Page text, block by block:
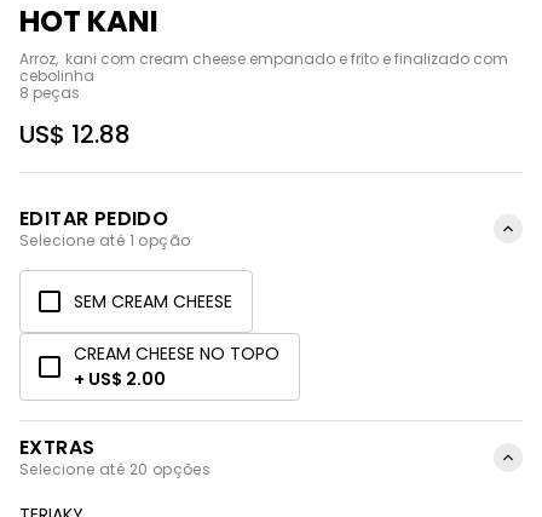
HOT KANI
Arroz,  kani com cream cheese empanado e frito e finalizado com
cebolinha
8 peças
US$ 12.88
EDITAR PEDIDO
Selecione até 1 opção
SEM CREAM CHEESE
CREAM CHEESE NO TOPO
+ US$ 2.00
EXTRAS
Selecione até 20 opções